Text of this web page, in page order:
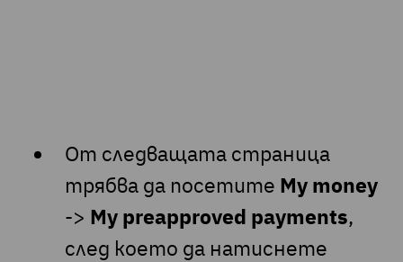
От следващата страница
трябва да посетите My money
-> My preapproved payments,
след което да натиснете